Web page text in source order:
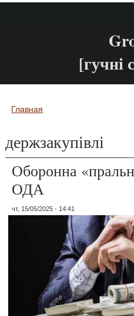
[гучні
Вы здесь
Главная
держзакупівлі
Оборонна
ОДА
чт, 15/05/2025 - 14:41